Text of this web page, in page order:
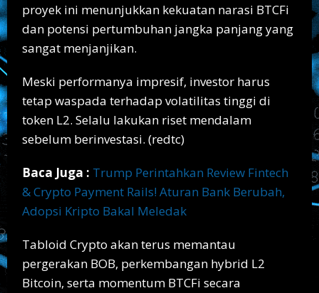
proyek ini menunjukkan kekuatan narasi BTCFi
dan potensi pertumbuhan jangka panjang yang
sangat menjanjikan.
Meski performanya impresif, investor harus
tetap waspada terhadap volatilitas tinggi di
token L2. Selalu lakukan riset mendalam
sebelum berinvestasi. (redtc)
Baca Juga : Trump Perintahkan Review Fintech
& Crypto Payment Rails! Aturan Bank Berubah,
Adopsi Kripto Bakal Meledak
Tabloid Crypto akan terus memantau
pergerakan BOB, perkembangan hybrid L2
Bitcoin, serta momentum BTCFi secara